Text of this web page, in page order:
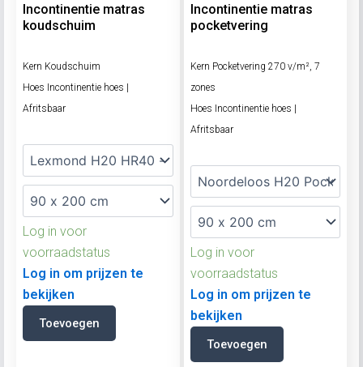
Incontinentie matras
koudschuim
Kern Koudschuim
Hoes Incontinentie hoes |
Afritsbaar
Log in voor
voorraadstatus
Log in om prijzen te
bekijken
Toevoegen
Incontinentie matras
pocketvering
Kern Pocketvering 270 v/m², 7
zones
Hoes Incontinentie hoes |
Afritsbaar
Log in voor
voorraadstatus
Log in om prijzen te
bekijken
Toevoegen